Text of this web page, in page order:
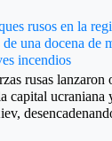
rusos en la
de una docena de
incendios
rusas lanzaron
capital ucraniana